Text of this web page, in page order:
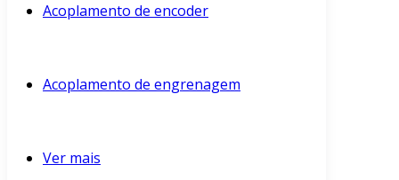
Acoplamento de encoder
Acoplamento de engrenagem
Ver mais